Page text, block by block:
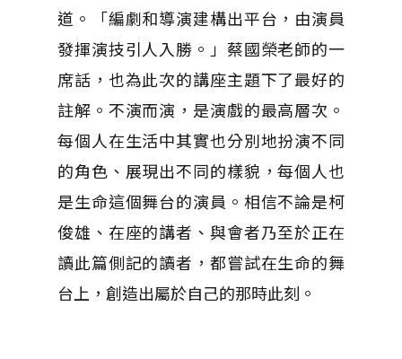
道。「編劇和導演建構出平台，由演員
發揮演技引人入勝。」蔡國榮老師的一
席話，也為此次的講座主題下了最好的
註解。不演而演，是演戲的最高層次。
每個人在生活中其實也分別地扮演不同
的角色、展現出不同的樣貌，每個人也
是生命這個舞台的演員。相信不論是柯
俊雄、在座的講者、與會者乃至於正在
讀此篇側記的讀者，都嘗試在生命的舞
台上，創造出屬於自己的那時此刻。